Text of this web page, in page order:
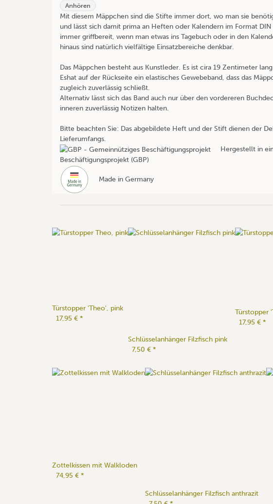
Anhören
Mit diesem Mäppchen sind die Stifte immer dort, wo man sie
und lässt sich damit prima an Heften oder Kalendern im Format
immer griffbereit, wenn man etwas ins Tagebuch oder in den
hinaus sind natürlich vielfältige Einsatzbereiche denkbar.
Das Mäppchen besteht aus Kunstleder. Es ist cira 19 Zentimeter
Eshat auf der Rückseite ein elastisches Gewebeband, dass das
zugleich zuverlässig schließt.
Alternativ lässt sich das Band auch nur über den vordereren
inneren zuverlässig Notizen halten.
Bitte beachten Sie: Das abgebildete Heft und der Stift dienen der
Lieferumfangs.
Hergestellt in
Beschäftigungsprojekt (GBP)
Made in Germany
Türstopper 'Theo', pink
17,95 € *
Schlüsselanhänger Filzfisch pink
7,50 € *
Türstopper
17,95 € *
Zottelkissen mit Walkloden
74,95 € *
Schlüsselanhänger Filzfisch anthrazit